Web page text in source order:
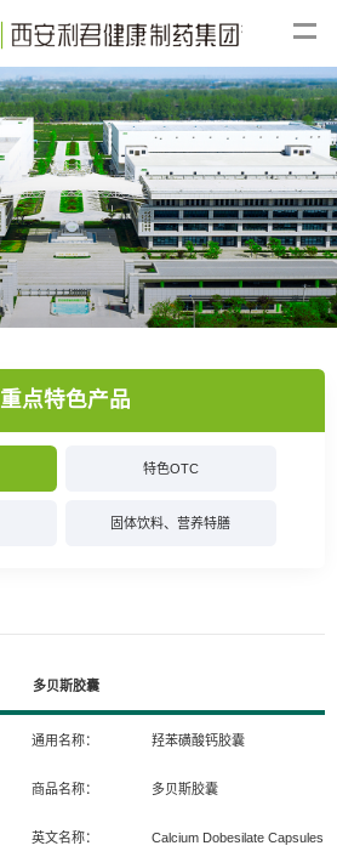
重点特色产品
特色OTC
固体饮料、营养特膳
多贝斯胶囊
通用名称： 羟苯磺酸钙胶囊
商品名称： 多贝斯胶囊
英文名称： Calcium Dobesilate Capsules